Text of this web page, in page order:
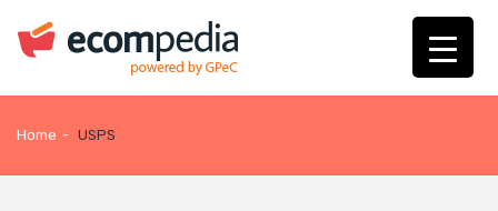
Home - USPS